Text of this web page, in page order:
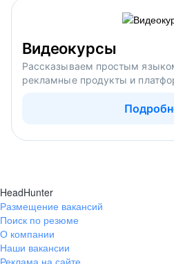
Видеокурсы
Рассказываем простым
рекламные продукты и
HeadHunter
Размещение вакансий
Поиск по резюме
О компании
Наши вакансии
Реклама на сайте